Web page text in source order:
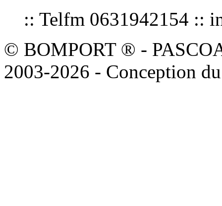
:: Telfm 0631942154 ::
© BOMPORT ® -
2003-2026 - Conception